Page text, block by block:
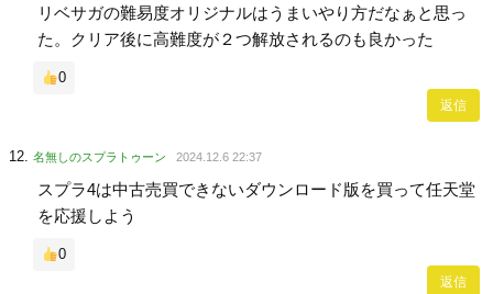
リベサガの難易度オリジナルはうまいやり方だなぁと思っ
た。クリア後に高難度が２つ解放されるのも良かった
0
返信
名無しのスプラトゥーン 2024.12.6 22:37
スプラ4は中古売買できないダウンロード版を買って任天堂
を応援しよう
0
返信